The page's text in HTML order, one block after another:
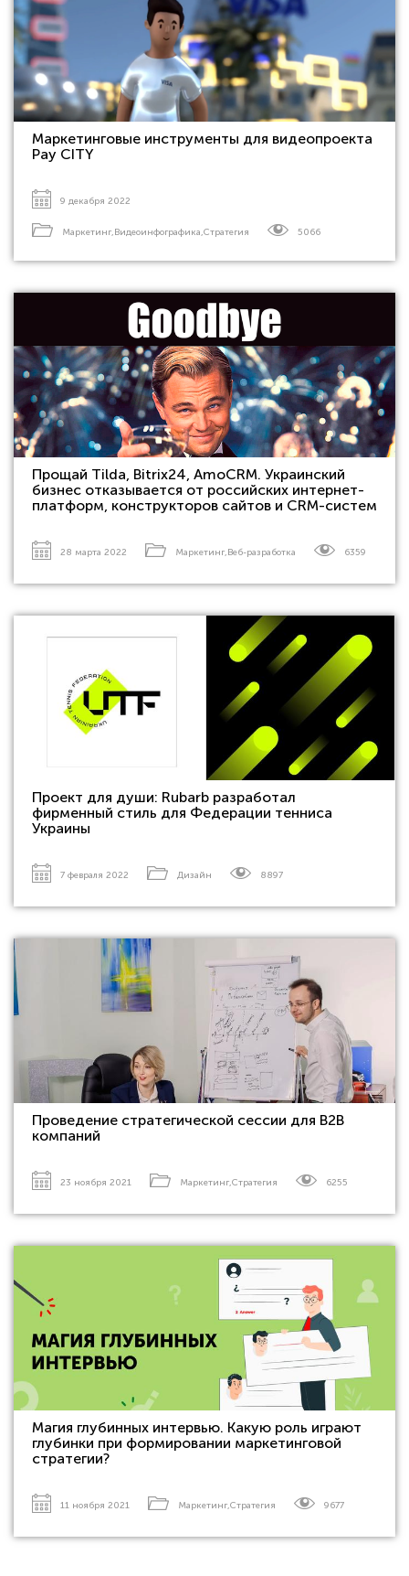
Маркетинговые инструменты для видеопроекта
Pay CITY
9 декабря 2022
Маркетинг, Видеоинфографика,Стратегия 5066
Прощай Tilda, Bitrix24, AmoCRM. Украинский
бизнес отказывается от российских интернет-
платформ, конструкторов сайтов и CRM-систем
28 марта 2022 Маркетинг, Веб-разработка 6359
Проект для души: Rubarb разработал
фирменный стиль для Федерации тенниса
Украины
7 февраля 2022 Дизайн 8897
Проведение стратегической сессии для В2В
компаний
23 ноября 2021 Маркетинг,Стратегия 6255
Магия глубинных интервью. Какую роль играют
глубинки при формировании маркетинговой
стратегии?
11 ноября 2021 Маркетинг,Стратегия 9677